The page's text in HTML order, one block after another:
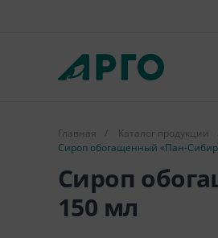
Главная / Каталог продукции
Сироп обогащенный «Пан-
Сироп
150 мл